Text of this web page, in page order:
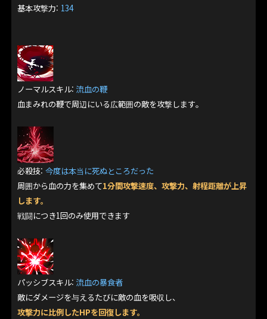
基本攻撃力: 134
ノーマルスキル: 流血の鞭
血まみれの鞭で周辺にいる広範囲の敵を攻撃します。
必殺技: 今度は本当に死ぬところだった
周囲から血の力を集めて1分間攻撃速度、攻撃力、射程距離が上昇
します。
戦闘につき1回のみ使用できます
パッシブスキル: 流血の暴食者
敵にダメージを与えるたびに敵の血を吸収し、
攻撃力に比例したHPを回復します。